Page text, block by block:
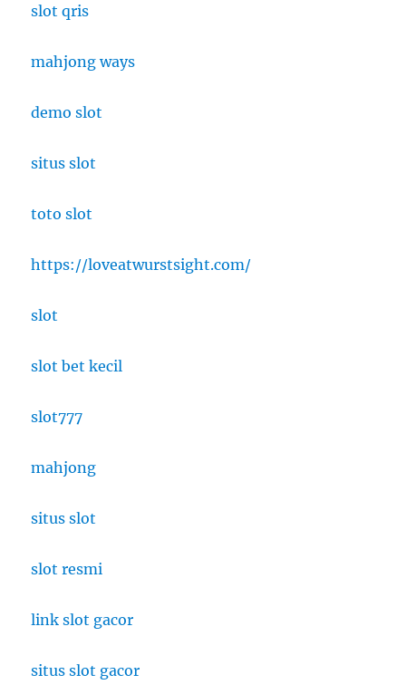
slot qris
mahjong ways
demo slot
situs slot
toto slot
https://loveatwurstsight.com/
slot
slot bet kecil
slot777
mahjong
situs slot
slot resmi
link slot gacor
situs slot gacor